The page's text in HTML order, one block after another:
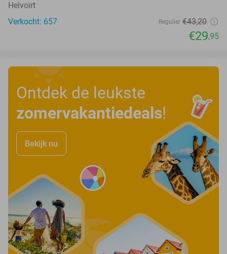
Helvoirt
Verkocht: 657
Regulier €43,20
€29,95
Ontdek de leukste
zomervakantiedeals!
Bekijk nu